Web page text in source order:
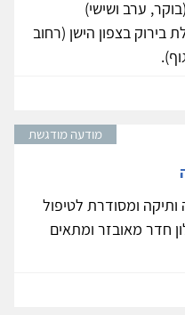
ערב ושישי)
בירוק בצפון הישן (רחוב
מודעה מודגשת
ומסודרת לטיפול
חדר מאובזר ומתאים